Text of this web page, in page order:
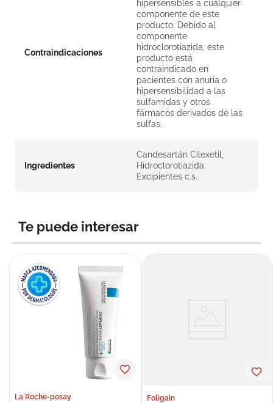
Contraindicaciones
hipersensibles a cualquier
componente de este
producto. Debido al
componente
hidroclorotiazida, éste
producto está
contraindicado en
pacientes con anuria o
hipersensibilidad a las
sulfamidas y otros
fármacos derivados de las
sulfas.
Ingredientes
Candesartán Cilexetil,
Hidroclorotiazida.
Excipientes c.s.
Te puede interesar
La Roche-posay Foligain